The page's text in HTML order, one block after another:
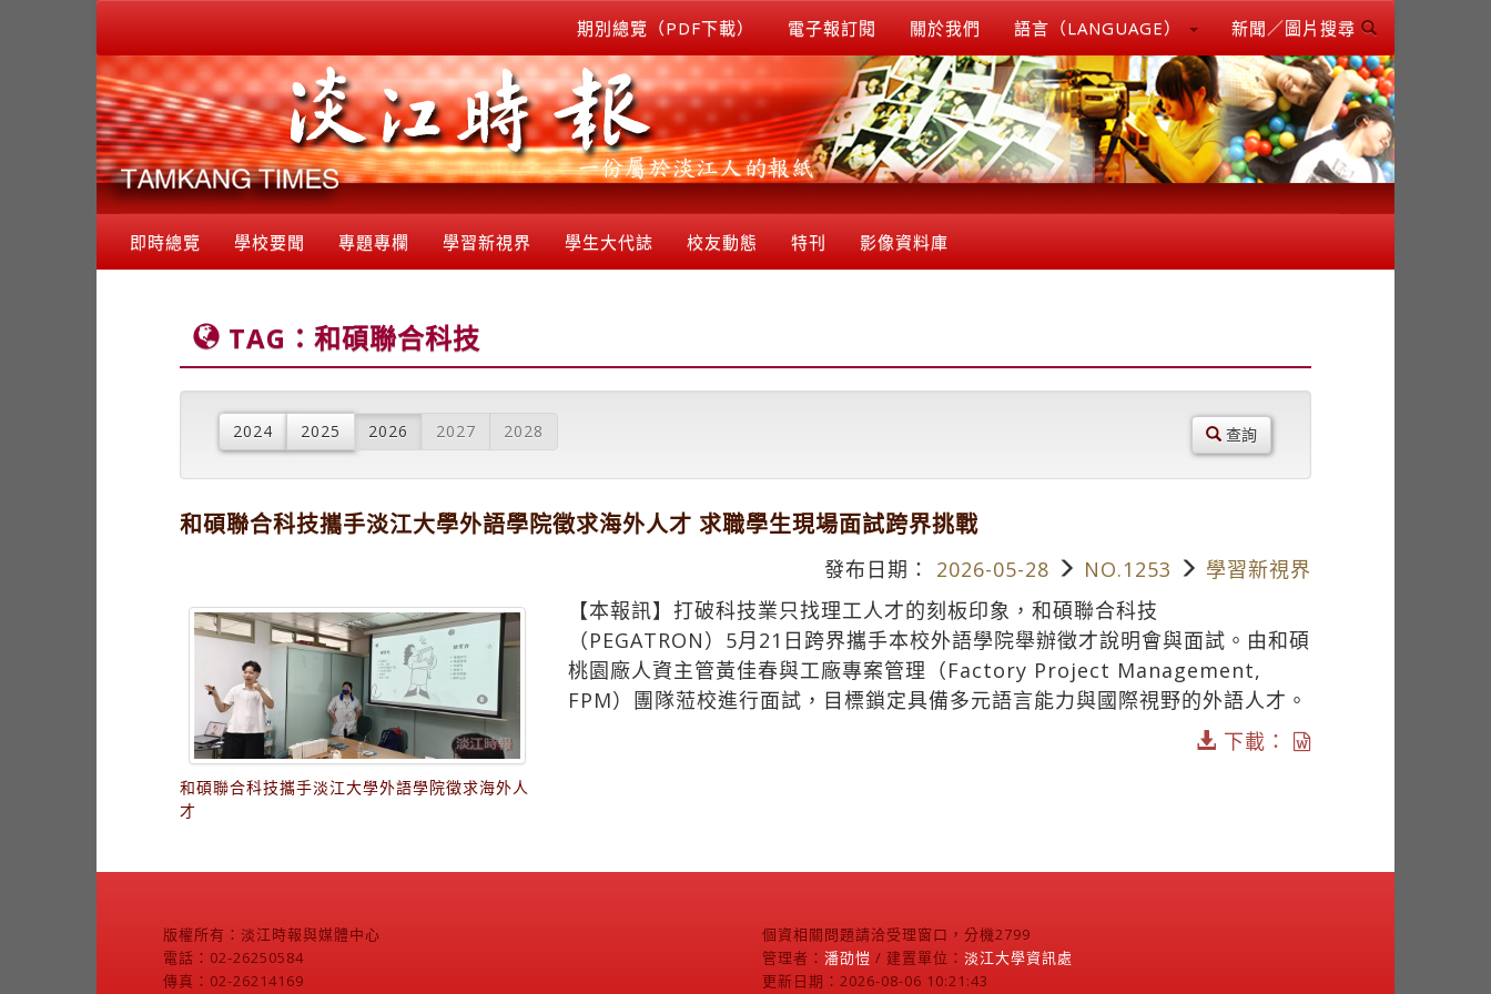
期別總覽（PDF下載） 電子報訂閱 關於我們 語言（LANGUAGE） 新聞／圖片搜尋
即時總覽 學校要聞 專題專欄 學習新視界 學生大代誌 校友動態 特刊 影像資料庫
TAG：和碩聯合科技
2024 2025 2026 2027 2028 查詢
和碩聯合科技攜手淡江大學外語學院徵求海外人才 求職學生現場面試跨界挑戰
發布日期： 2026-05-28 NO.1253 學習新視界
和碩聯合科技攜手淡江大學外語學院徵求海外人
才
【本報訊】打破科技業只找理工人才的刻板印象，和碩聯合科技
（PEGATRON）5月21日跨界攜手本校外語學院舉辦徵才說明會與面試。由和碩
桃園廠人資主管黃佳春與工廠專案管理（Factory Project Management,
FPM）團隊蒞校進行面試，目標鎖定具備多元語言能力與國際視野的外語人才。
下載：
版權所有：淡江時報與媒體中心
電話：02-26250584
傳真：02-26214169
個資相關問題請洽受理窗口，分機2799
管理者： 潘劭愷 / 建置單位： 淡江大學資訊處
更新日期：2026-08-06 10:21:43